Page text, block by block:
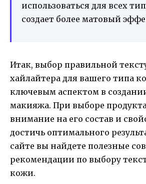
использоваться для всех
создает более матовый
Итак, выбор правильной
хайлайтера для вашего типа
ключевым аспектом в
макияжа. При выборе
внимание на его состав и
достичь оптимального
сайте вы найдете полезные
рекомендации по выбору
кожи.